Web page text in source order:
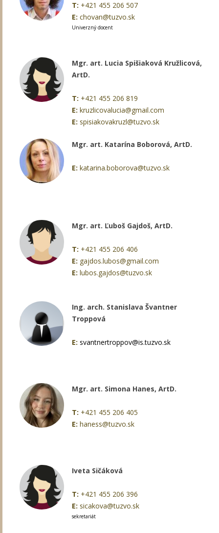
T: +421 455 206 507
E: chovan@tuzvo.sk
Univerzný docent
Mgr. art. Lucia Spišiaková Kružlicová,
ArtD.
T: +421 455 206 819
E: kruzlicovalucia@gmail.com
E: spisiakovakruzl@tuzvo.sk
Mgr. art. Katarína Boborová, ArtD.
E: katarina.boborova@tuzvo.sk
Mgr. art. Ľuboš Gajdoš, ArtD.
T: +421 455 206 406
E: gajdos.lubos@gmail.com
E: lubos.gajdos@tuzvo.sk
Ing. arch. Stanislava Švantner
Troppová
E: svantnertroppov@is.tuzvo.sk
Mgr. art. Simona Hanes, ArtD.
T: +421 455 206 405
E: haness@tuzvo.sk
Iveta Sičáková
T: +421 455 206 396
E: sicakova@tuzvo.sk
sekretariát